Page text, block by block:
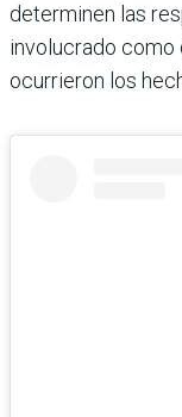
determinen las
involucrado
ocurrieron los